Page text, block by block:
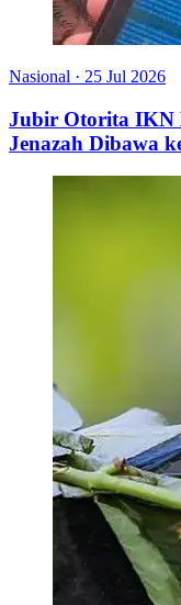
Nasional · 25 Jul 2026
Jubir Otorita IKN
Jenazah Dibawa